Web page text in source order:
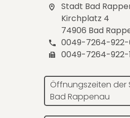
Stadt Bad
Kirchplatz 4
74906 Bad
0049-7264-
0049-7264-922-
Öffnungszeiten der
Bad Rappenau